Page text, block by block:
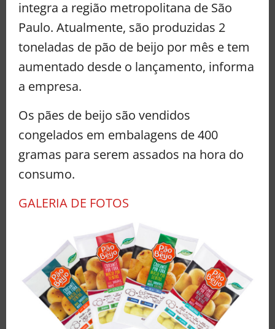
integra a região metropolitana de São
Paulo. Atualmente, são produzidas 2
toneladas de pão de beijo por mês e tem
aumentado desde o lançamento, informa
a empresa.
Os pães de beijo são vendidos
congelados em embalagens de 400
gramas para serem assados na hora do
consumo.
GALERIA DE FOTOS